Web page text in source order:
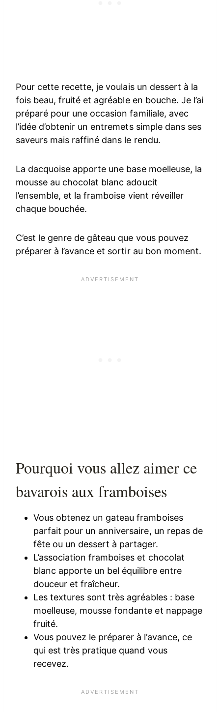
Pour cette recette, je voulais un dessert à la
fois beau, fruité et agréable en bouche. Je l’ai
préparé pour une occasion familiale, avec
l’idée d’obtenir un entremets simple dans ses
saveurs mais raffiné dans le rendu.
La dacquoise apporte une base moelleuse, la
mousse au chocolat blanc adoucit
l’ensemble, et la framboise vient réveiller
chaque bouchée.
C’est le genre de gâteau que vous pouvez
préparer à l’avance et sortir au bon moment.
Pourquoi vous allez aimer ce
bavarois aux framboises
Vous obtenez un gateau framboises
parfait pour un anniversaire, un repas de
fête ou un dessert à partager.
L’association framboises et chocolat
blanc apporte un bel équilibre entre
douceur et fraîcheur.
Les textures sont très agréables : base
moelleuse, mousse fondante et nappage
fruité.
Vous pouvez le préparer à l’avance, ce
qui est très pratique quand vous
recevez.